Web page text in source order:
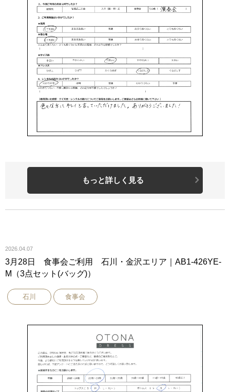
もっと詳しく見る
2026.04.07
3月28日 食事会ご利用 石川・金沢エリア｜AB1-426YE-
M（3点セット(バッグ)）
石川 食事会